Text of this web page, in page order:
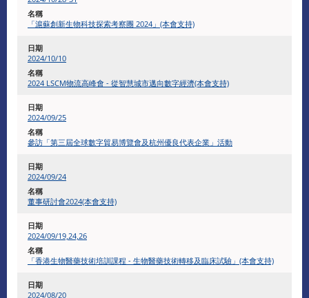
「滬蘇創新生物科技探索考察團 2024」(本會支持)
2024/10/10
2024 LSCM物流高峰會 - 從智慧城市邁向數字經濟(本會支持)
2024/09/25
參訪「第三屆全球數字貿易博覽會及杭州優良代表企業」活動
2024/09/24
董事研討會2024(本會支持)
2024/09/19,24,26
「香港生物醫藥技術培訓課程 - 生物醫藥技術轉移及臨床試驗」(本會支持)
2024/08/20